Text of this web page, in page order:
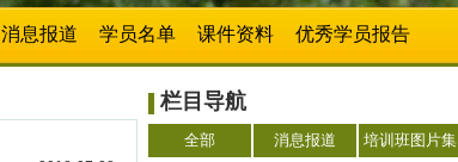
消息报道 学员名单 课件资料 优秀学员报告
栏目导航
全部 消息报道 培训班图片集